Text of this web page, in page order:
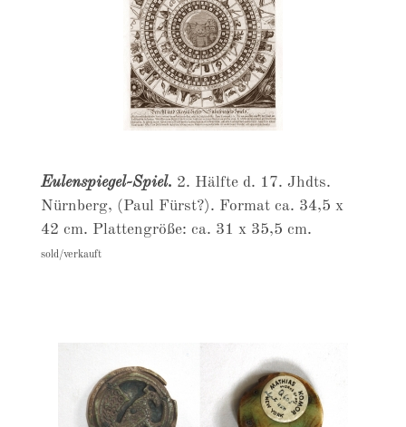
Eulenspiegel-Spiel. 2. Hälfte d. 17. Jhdts.
Nürnberg, (Paul Fürst?). Format ca. 34,5 x
42 cm. Plattengröße: ca. 31 x 35,5 cm.
sold/verkauft